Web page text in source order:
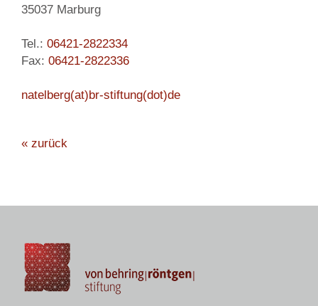
35037 Marburg
Tel.: 06421-2822334
Fax: 06421-2822336
natelberg(at)br-stiftung(dot)de
« zurück